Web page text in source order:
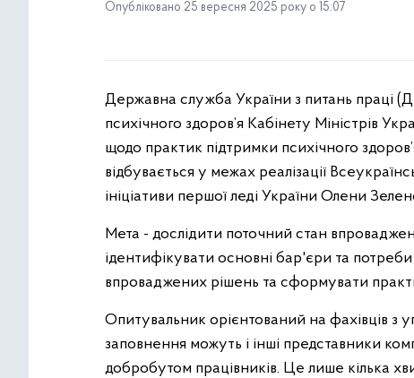
Опубліковано 25 вересня 2025 року о 15:07
Державна служба України з питань праці
психічного здоров’я Кабінету Міністрів
щодо практик підтримки психічного
відбувається у межах реалізації
ініціативи першої леді України Олени
Мета - дослідити поточний стан
ідентифікувати основні бар'єри та
впроваджених рішень та сформувати
Опитувальник орієнтований на фахівців з
заповнення можуть і інші представники
добробутом працівників. Це лише кілька